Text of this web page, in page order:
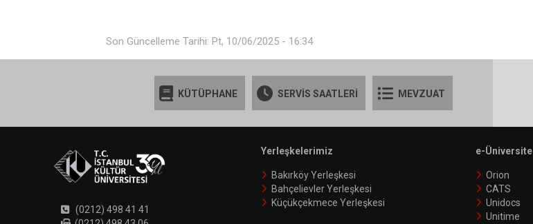
Son Güncelleme Tarihi: Pt, 10/06/2025 - 16:34
KÜTÜPHANE SERVİS SAATLERİ MEVZUAT
(0212) 498 41 41
Yerleşkelerimiz
Bakırköy Yerleşkesi
Bahçelievler Yerleşkesi
Küçükçekmece Yerleşkesi
e-Üniversite
Orion
CATS
Unidocs
Unitime